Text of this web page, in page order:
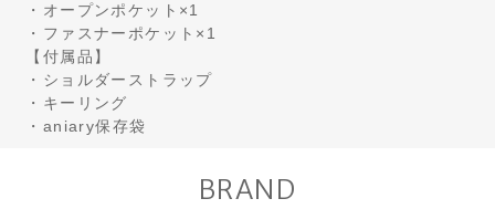
・オープンポケット×1
・ファスナーポケット×1
【付属品】
・ショルダーストラップ
・キーリング
・aniary保存袋
BRAND